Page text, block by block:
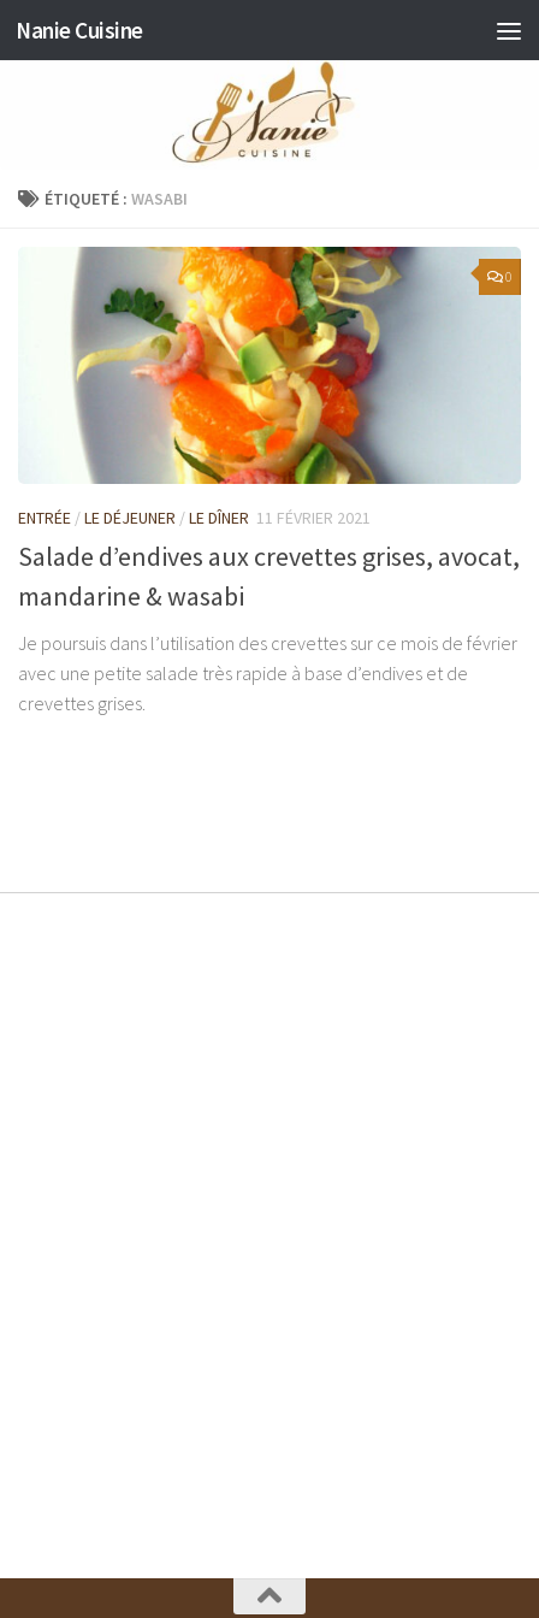
Skip to content
Nanie Cuisine
ÉTIQUETÉ : WASABI
0
ENTRÉE /LE DÉJEUNER /LE DÎNER 11 FÉVRIER 2021
Salade d’endives aux crevettes grises, avocat,
mandarine & wasabi
Je poursuis dans l’utilisation des crevettes sur ce mois de février
avec une petite salade très rapide à base d’endives et de
crevettes grises.